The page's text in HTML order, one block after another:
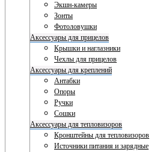
Экшн-камеры
Зонты
Фотоловушки
Аксессуары для прицелов
Крышки и наглазники
Чехлы для прицелов
Аксессуары для креплений
Антабки
Опоры
Ручки
Сошки
Аксессуары для тепловизоров
Кронштейны для тепловизоров
Источники питания и зарядные